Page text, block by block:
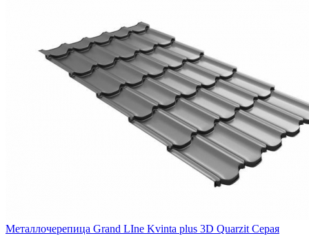
Металлочерепица Grand LIne Kvinta plus 3D Quarzit Серая